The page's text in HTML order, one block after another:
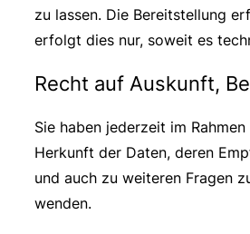
zu lassen. Die Bereitstellung
erfolgt dies nur, soweit es
Recht auf Auskunft,
Sie haben jederzeit im
Herkunft der Daten, deren
und auch zu weiteren Fragen
wenden.